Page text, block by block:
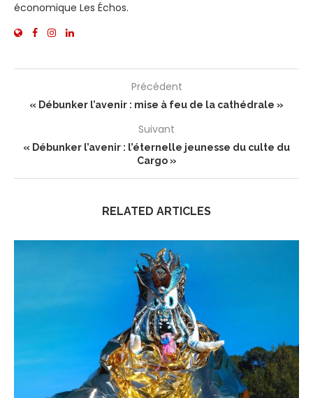
économique Les Échos.
Précédent
« Débunker l’avenir : mise à feu de la cathédrale »
Suivant
« Débunker l’avenir : l’éternelle jeunesse du culte du
Cargo »
RELATED ARTICLES